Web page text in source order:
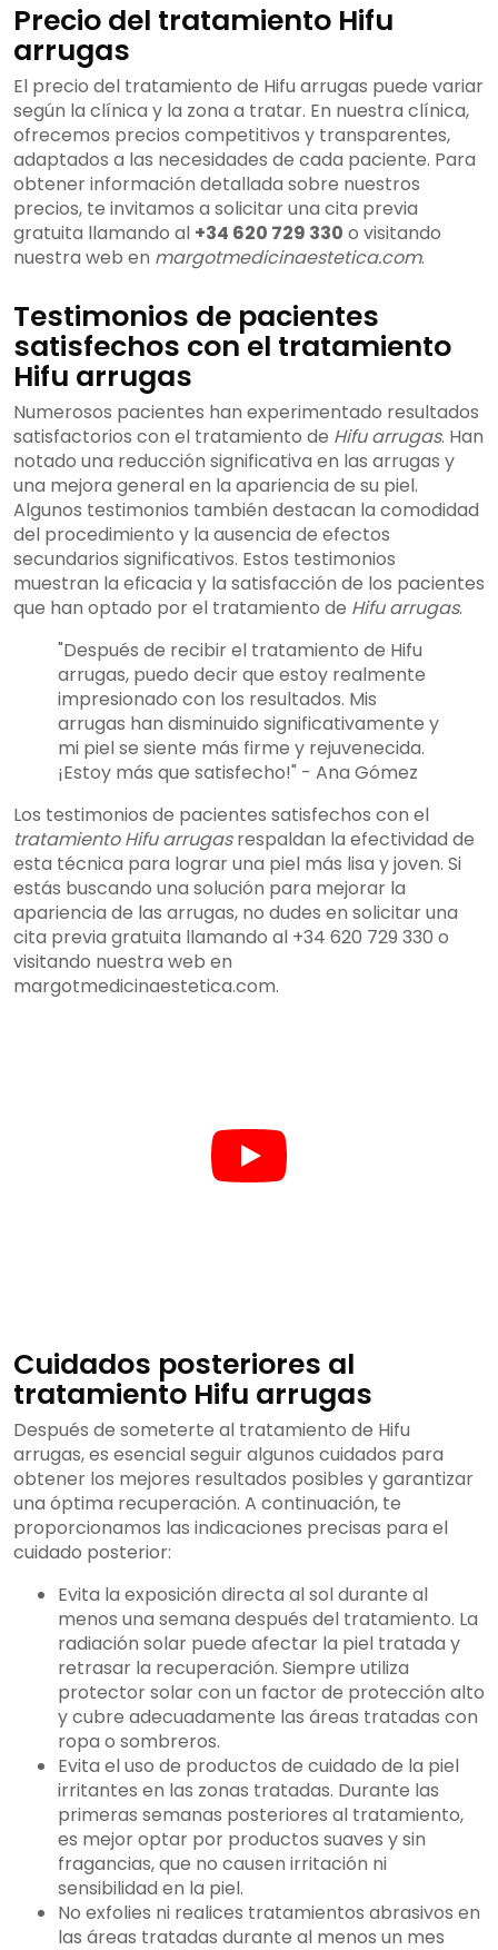
Precio del tratamiento Hifu
arrugas
El precio del tratamiento de Hifu arrugas puede variar
según la clínica y la zona a tratar. En nuestra clínica,
ofrecemos precios competitivos y transparentes,
adaptados a las necesidades de cada paciente. Para
obtener información detallada sobre nuestros
precios, te invitamos a solicitar una cita previa
gratuita llamando al +34 620 729 330 o visitando
nuestra web en margotmedicinaestetica.com.
Testimonios de pacientes
satisfechos con el tratamiento
Hifu arrugas
Numerosos pacientes han experimentado resultados
satisfactorios con el tratamiento de Hifu arrugas. Han
notado una reducción significativa en las arrugas y
una mejora general en la apariencia de su piel.
Algunos testimonios también destacan la comodidad
del procedimiento y la ausencia de efectos
secundarios significativos. Estos testimonios
muestran la eficacia y la satisfacción de los pacientes
que han optado por el tratamiento de Hifu arrugas.
"Después de recibir el tratamiento de Hifu
arrugas, puedo decir que estoy realmente
impresionado con los resultados. Mis
arrugas han disminuido significativamente y
mi piel se siente más firme y rejuvenecida.
¡Estoy más que satisfecho!" - Ana Gómez
Los testimonios de pacientes satisfechos con el
tratamiento Hifu arrugasrespaldan la efectividad de
esta técnica para lograr una piel más lisa y joven. Si
estás buscando una solución para mejorar la
apariencia de las arrugas, no dudes en solicitar una
cita previa gratuita llamando al +34 620 729 330 o
visitando nuestra web en
margotmedicinaestetica.com.
Cuidados posteriores al
tratamiento Hifu arrugas
Después de someterte al tratamiento de Hifu
arrugas, es esencial seguir algunos cuidados para
obtener los mejores resultados posibles y garantizar
una óptima recuperación. A continuación, te
proporcionamos las indicaciones precisas para el
cuidado posterior:
Evita la exposición directa al sol durante al
menos una semana después del tratamiento. La
radiación solar puede afectar la piel tratada y
retrasar la recuperación. Siempre utiliza
protector solar con un factor de protección alto
y cubre adecuadamente las áreas tratadas con
ropa o sombreros.
Evita el uso de productos de cuidado de la piel
irritantes en las zonas tratadas. Durante las
primeras semanas posteriores al tratamiento,
es mejor optar por productos suaves y sin
fragancias, que no causen irritación ni
sensibilidad en la piel.
No exfolies ni realices tratamientos abrasivos en
las áreas tratadas durante al menos un mes